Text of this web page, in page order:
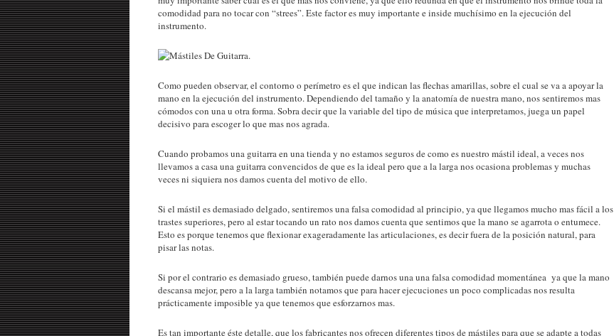
comodidad para no tocar con “strees”. Este factor es muy importante e inside muchísimo en la ejecución del
instrumento.
Como pueden observar, el contorno o perímetro es el que indican las flechas amarillas, sobre el cual se va a apoyar la
mano en la ejecución del instrumento. Dependiendo del tamaño y la anatomía de nuestra mano, nos sentiremos mas
cómodos con una u otra forma. Sobra decir que la variable del tipo de música que interpretamos, juega un papel
decisivo para escoger lo que mas nos agrada.
Cuando probamos una guitarra en una tienda y no estamos seguros de como es nuestro mástil ideal, a veces nos
llevamos a casa una guitarra convencidos de que es la ideal pero que a la larga nos ocasiona problemas y muchas
veces ni siquiera nos damos cuenta del motivo de ello.
Si el mástil es demasiado delgado, sentiremos una falsa comodidad al principio, ya que llegamos mucho mas fácil a los
trastes superiores, pero al estar tocando un rato nos damos cuenta que sentimos que la mano se agarrota o entumece.
Esto es porque tenemos que flexionar exageradamente las articulaciones, es decir fuera de la posición natural, para
pisar las notas.
Si por el contrario es demasiado grueso, también puede darnos una una falsa comodidad momentánea ya que la mano
descansa mejor, pero a la larga también notamos que para hacer ejecuciones un poco complicadas nos resulta
prácticamente imposible ya que tenemos que esforzarnos mas.
Es tan importante éste detalle, que los fabricantes nos ofrecen diferentes tipos de mástiles para que se adapte a todas